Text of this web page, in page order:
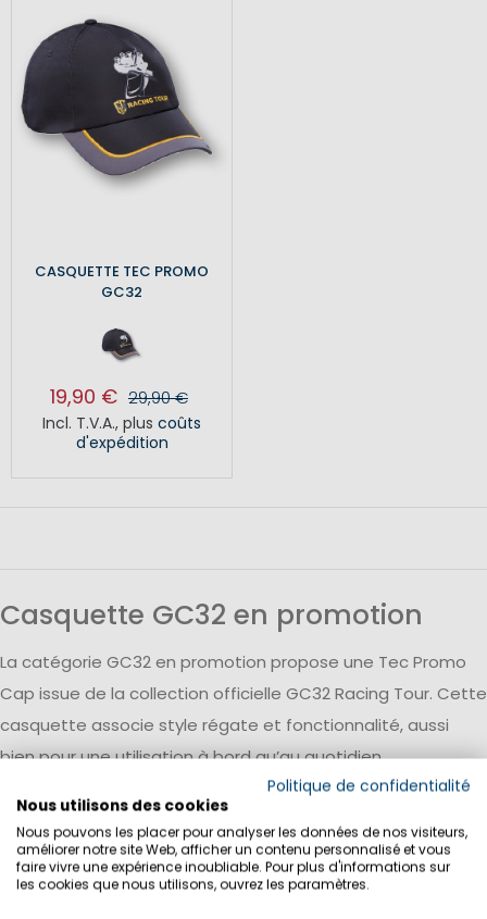
CASQUETTE TEC PROMO
GC32
19,90 € 29,90 €
Incl. T.V.A., plus coûts
d'expédition
Casquette GC32 en promotion
La catégorie GC32 en promotion propose une Tec Promo
Cap issue de la collection officielle GC32 Racing Tour. Cette
casquette associe style régate et fonctionnalité, aussi
bien pour une utilisation à bord qu’au quotidien.
Politique de confidentialité
Nous utilisons des cookies
Nous pouvons les placer pour analyser les données de nos visiteurs,
améliorer notre site Web, afficher un contenu personnalisé et vous
faire vivre une expérience inoubliable. Pour plus d'informations sur
les cookies que nous utilisons, ouvrez les paramètres.